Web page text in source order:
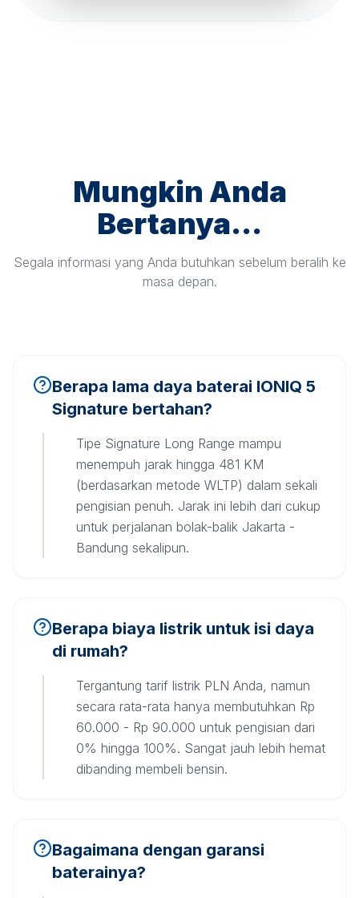
Mungkin Anda
Bertanya...
Segala informasi yang Anda butuhkan sebelum beralih ke
masa depan.
Berapa lama daya baterai IONIQ 5
Signature bertahan?
Tipe Signature Long Range mampu
menempuh jarak hingga 481 KM
(berdasarkan metode WLTP) dalam sekali
pengisian penuh. Jarak ini lebih dari cukup
untuk perjalanan bolak-balik Jakarta -
Bandung sekalipun.
Berapa biaya listrik untuk isi daya
di rumah?
Tergantung tarif listrik PLN Anda, namun
secara rata-rata hanya membutuhkan Rp
60.000 - Rp 90.000 untuk pengisian dari
0% hingga 100%. Sangat jauh lebih hemat
dibanding membeli bensin.
Bagaimana dengan garansi
baterainya?